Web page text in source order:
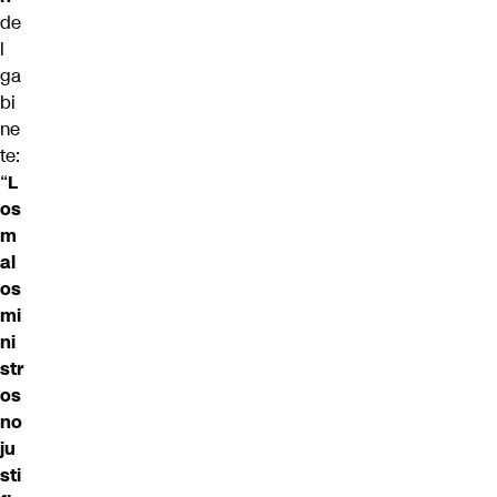
de
l
ga
bi
ne
te:
“L
os
m
al
os
mi
ni
str
os
no
ju
sti